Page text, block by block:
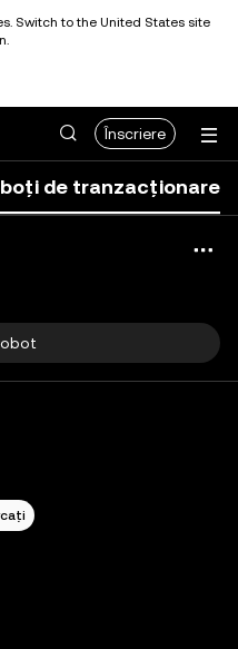
Switch to the United States site
Înscriere
de tranzacționare